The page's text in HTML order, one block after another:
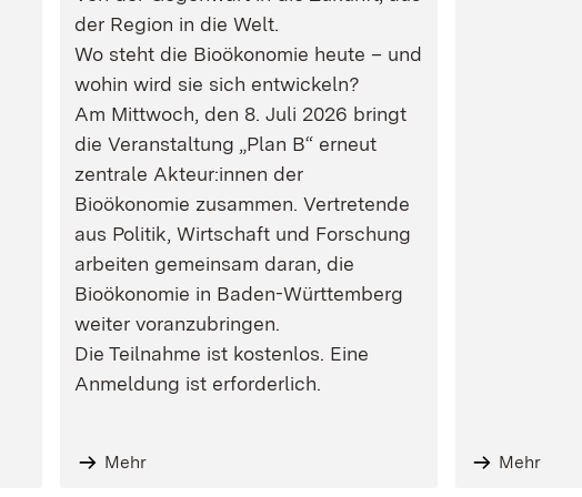
der Region in die Welt.
Wo steht die Bioökonomie heute – und
wohin wird sie sich entwickeln?
Am Mittwoch, den 8. Juli 2026 bringt
die Veranstaltung „Plan B“ erneut
zentrale Akteur:innen der
Bioökonomie zusammen. Vertretende
aus Politik, Wirtschaft und Forschung
arbeiten gemeinsam daran, die
Bioökonomie in Baden-Württemberg
weiter voranzubringen.
Die Teilnahme ist kostenlos. Eine
Anmeldung ist erforderlich.
Mehr Mehr